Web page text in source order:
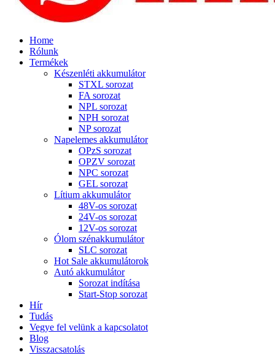
Home
Rólunk
Termékek
Készenléti akkumulátor
STXL sorozat
FA sorozat
NPL sorozat
NPH sorozat
NP sorozat
Napelemes akkumulátor
OPzS sorozat
OPZV sorozat
NPC sorozat
GEL sorozat
Lítium akkumulátor
48V-os sorozat
24V-os sorozat
12V-os sorozat
Ólom szénakkumulátor
SLC sorozat
Hot Sale akkumulátorok
Autó akkumulátor
Sorozat indítása
Start-Stop sorozat
Hír
Tudás
Vegye fel velünk a kapcsolatot
Blog
Visszacsatolás